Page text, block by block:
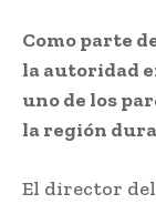
Como parte
la autoridad
uno de los
la región
El director